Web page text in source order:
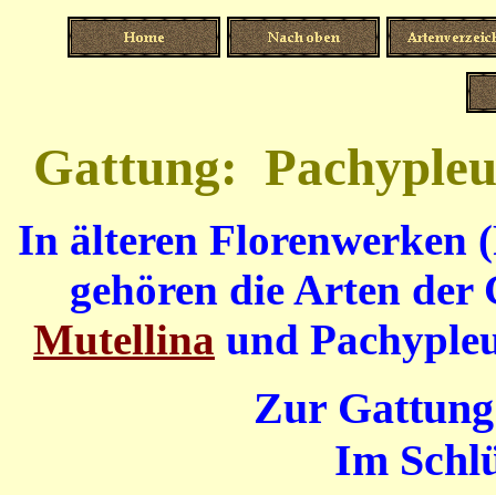
Gattung:
In älteren Florenwerken
gehören die Arten
Mutellina und
Zur
Im